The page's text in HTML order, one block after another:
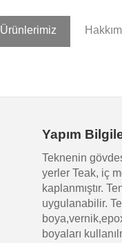
Ürünlerimiz
Yapım
Teknenin
yerler Teak, iç
kaplanmıştır.
uygulanabilir.
boyaları